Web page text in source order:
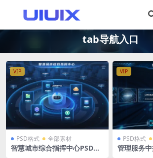
tab导航入口
VIP
PSD格式 全部素材
智慧城市综合指挥中心PSD格
VIP
PSD格式
管理服务